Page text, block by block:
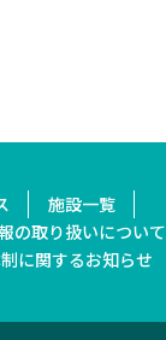
施設一覧
の取り扱いについて
に関するお知らせ